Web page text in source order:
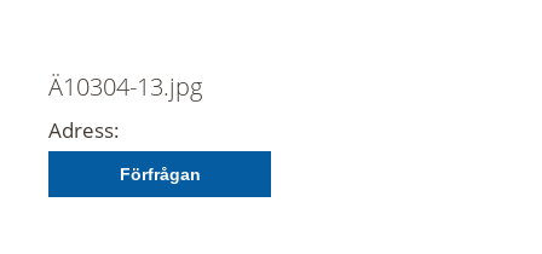
Ä10304-13.jpg
Adress:
Förfrågan